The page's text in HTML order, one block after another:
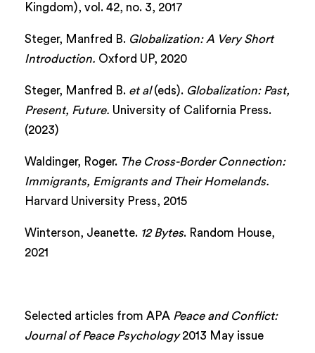
Kingdom), vol. 42, no. 3, 2017
Steger, Manfred B. Globalization: A Very Short
Introduction. Oxford UP, 2020
Steger, Manfred B. et al(eds). Globalization: Past,
Present, Future. University of California Press.
(2023)
Waldinger, Roger. The Cross-Border Connection:
Immigrants, Emigrants and Their Homelands.
Harvard University Press, 2015
Winterson, Jeanette. 12 Bytes. Random House,
2021
Selected articles from APA Peace and Conflict:
Journal of Peace Psychology2013 May issue